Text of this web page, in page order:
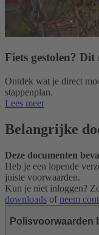
Fiets gestolen? Dit
Ontdek wat je direct
stappenplan.
Lees meer
Belangrijke
Deze documenten
Heb je een lopende
juiste voorwaarden.
Kun je niet inloggen?
downloads of neem
Polisvoorwaarden